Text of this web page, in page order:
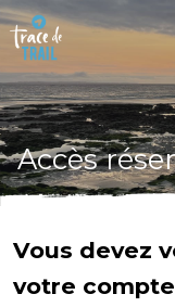
Accès
Vous devez
votre